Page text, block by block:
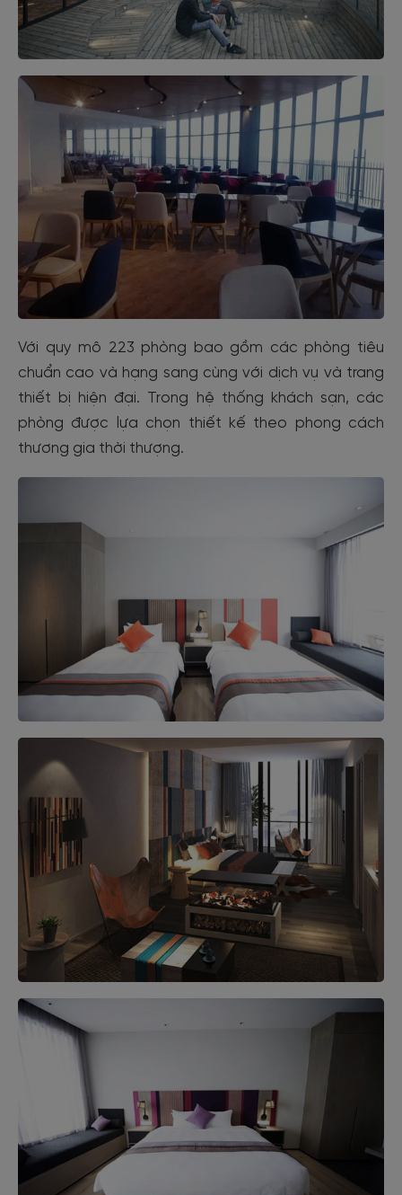
Với quy mô 223 phòng bao gồm các phòng tiêu
chuẩn cao và hạng sang cùng với dịch vụ và trang
thiết bị hiện đại. Trong hệ thống khách sạn, các
phòng được lựa chọn thiết kế theo phong cách
thương gia thời thượng.